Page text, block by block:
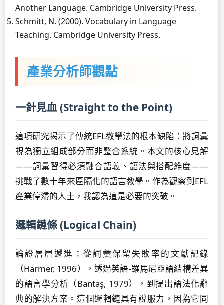
Another Language. Cambridge University Press.
Schmitt, N. (2000). Vocabulary in Language
Teaching. Cambridge University Press.
產業分析師觀點
一針見血 (Straight to the Point)
這項研究揭示了傳統EFL教學法的根本缺陷：將詞彙
視為獨立組成部分而非整合系統。本文的核心見解
——詞彙習得必須融合語義、語法與搭配維度——
挑戰了數十年來區隔化的語言教學。作為觀察到EFL
產業停滯的人士，我認為這是必要的突破。
邏輯鏈條 (Logical Chain)
論證層層遞進：從詞彙保留失敗率的文獻記錄
（Harmer, 1996），透過英語-羅馬尼亞語結構差異
的語言學分析（Bantaş, 1979），到提出語法化辭
典的解決方案。這個邏輯鏈具有說服力，因為它同